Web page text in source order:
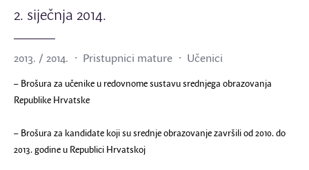
2. siječnja 2014.
2013. / 2014. Pristupnici mature Učenici
– Brošura za učenike u redovnome sustavu srednjega obrazovanja
Republike Hrvatske
– Brošura za kandidate koji su srednje obrazovanje završili od 2010. do
2013. godine u Republici Hrvatskoj